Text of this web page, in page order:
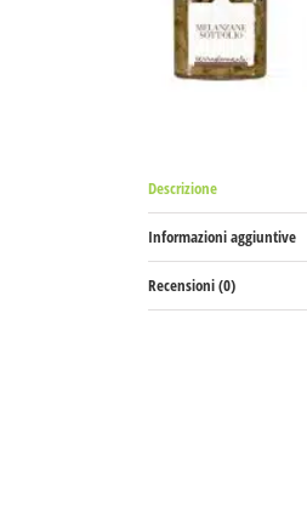
Descrizione
Informazioni aggiuntive
Recensioni (0)